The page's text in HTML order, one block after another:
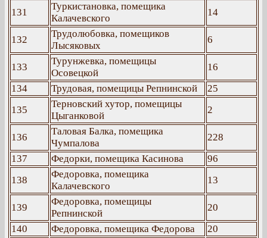
131
Туркистановка, помещика
Калачевского
14
132
Трудолюбовка, помещиков
Лысяковых
6
133
Турунжевка, помещицы
Осовецкой
16
134
Трудовая, помещицы Репнинской
25
135
Терновский хутор, помещицы
Цыганковой
2
136
Таловая Балка, помещика
Чумпалова
228
137
Федорки, помещика Касинова
96
138
Федоровка, помещика
Калачевского
13
139
Федоровка, помещицы
Репнинской
20
140
Федоровка, помещика Федорова
20